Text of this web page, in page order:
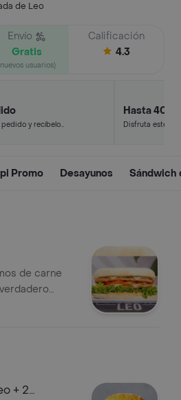
de Leo
Envío
Gratis
usuarios)
Calificación
4.3
y recíbelo
Hasta 40%
Disfruta este
Promo Desayunos Sándwich
de carne
+ 2